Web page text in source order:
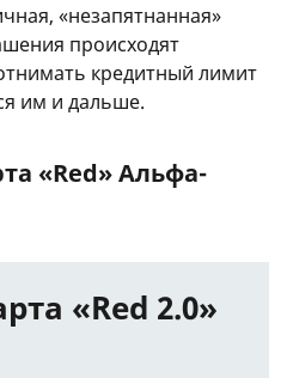
«незапятнанная»
происходят
кредитный лимит
им и дальше.
«Red» Альфа-
«Red 2.0»